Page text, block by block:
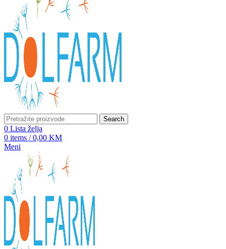
Search
0 Lista želja
0 items / 0,00 KM
Meni